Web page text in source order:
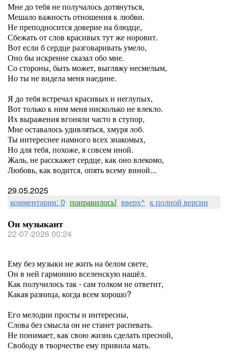
Мне до тебя не получалось дотянуться,
Мешало важность отношения к любви.
Не преподносится доверие на блюдце,
Сбежать от слов красивых тут же норовит.
Вот если б сердце разговаривать умело,
Оно бы искренне сказал обо мне.
Со стороны, быть может, выгляжу несмелым,
Но ты не видела меня наедине.
Я до тебя встречал красивых и неглупых,
Вот только к ним меня нисколько не влекло.
Их выражения вгоняли часто в ступор,
Мне оставалось удивляться, хмуря лоб.
Ты интереснее намного всех знакомых,
Но для тебя, похоже, я совсем иной.
Жаль, не расскажет сердце, как оно влекомо,
Любовь, как водится, опять всему виной...
29.05.2025
комментарии: 0 понравилось! вверх^ к полной версии
Он музыкант
22-07-2026 00:24
Ему без музыки не жить на белом свете,
Он в ней гармонию вселенскую нашёл.
Как получилось так - сам толком не ответит,
Какая разница, когда всем хорошо?
Его мелодии просты и интересны,
Слова без смысла он не станет распевать.
Не понимает, как свою жизнь сделать пресной,
Свободу в творчестве ему привила мать.